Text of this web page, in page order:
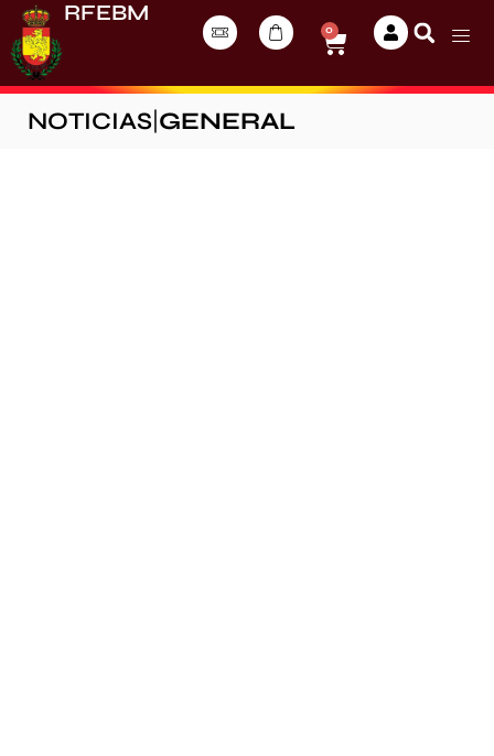
RFEBM
0
NOTICIAS GENERAL